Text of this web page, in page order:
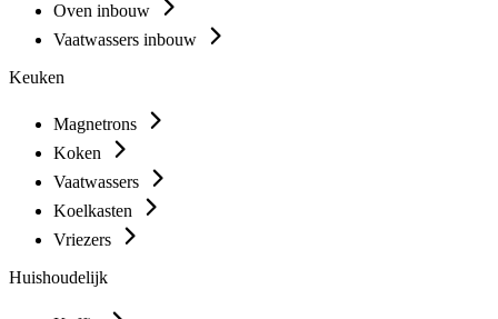
Oven inbouw
Vaatwassers inbouw
Keuken
Magnetrons
Koken
Vaatwassers
Koelkasten
Vriezers
Huishoudelijk